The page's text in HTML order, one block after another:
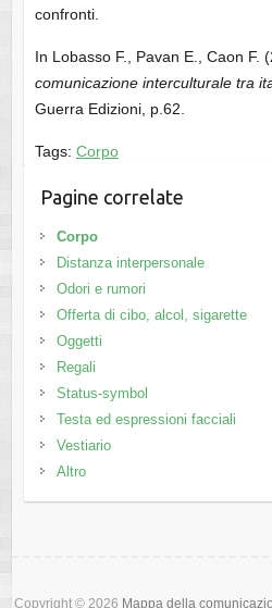
confronti.
In Lobasso F., Pavan E., Caon F.
comunicazione interculturale tra
Guerra Edizioni, p.62.
Tags: Corpo
Pagine correlate
Corpo
Distanza interpersonale
Odori e rumori
Offerta di cibo, alcol, sigarette
Oggetti
Regali
Status-symbol
Testa ed espressioni facciali
Vestiario
Altro
Copyright © 2026 Mappa della